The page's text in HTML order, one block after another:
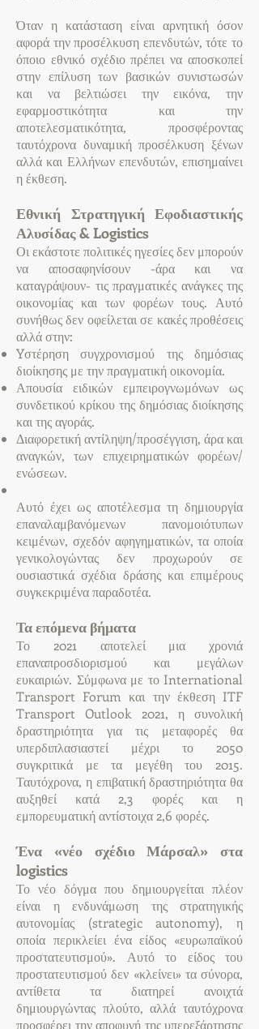
Όταν η κατάσταση είναι αρνητική όσον
αφορά την προσέλκυση επενδυτών, τότε το
όποιο εθνικό σχέδιο πρέπει να αποσκοπεί
στην επίλυση των βασικών συνιστωσών
και να βελτιώσει την εικόνα, την
εφαρμοστικότητα και την
αποτελεσματικότητα, προσφέροντας
ταυτόχρονα δυναμική προσέλκυση ξένων
αλλά και Ελλήνων επενδυτών, επισημαίνει
η έκθεση.
Εθνική Στρατηγική Εφοδιαστικής
Αλυσίδας & Logistics
Οι εκάστοτε πολιτικές ηγεσίες δεν μπορούν
να αποσαφηνίσουν -άρα και να
καταγράψουν- τις πραγματικές ανάγκες της
οικονομίας και των φορέων τους. Αυτό
συνήθως δεν οφείλεται σε κακές προθέσεις
αλλά στην:
Yστέρηση συγχρονισμού της δημόσιας
διοίκησης με την πραγματική οικονομία.
Απουσία ειδικών εμπειρογνωμόνων ως
συνδετικού κρίκου της δημόσιας διοίκησης
και της αγοράς.
Διαφορετική αντίληψη/προσέγγιση, άρα και
αναγκών, των επιχειρηματικών φορέων/
ενώσεων.
Αυτό έχει ως αποτέλεσμα τη δημιουργία
επαναλαμβανόμενων πανομοιότυπων
κειμένων, σχεδόν αφηγηματικών, τα οποία
γενικολογώντας δεν προχωρούν σε
ουσιαστικά σχέδια δράσης και επιμέρους
συγκεκριμένα παραδοτέα.
Τα επόμενα βήματα
Το 2021 αποτελεί μια χρονιά
επαναπροσδιορισμού και μεγάλων
ευκαιριών. Σύμφωνα με το International
Transport Forum και την έκθεση ITF
Transport Outlook 2021, η συνολική
δραστηριότητα για τις μεταφορές θα
υπερδιπλασιαστεί μέχρι το 2050
συγκριτικά με τα μεγέθη του 2015.
Ταυτόχρονα, η επιβατική δραστηριότητα θα
αυξηθεί κατά 2,3 φορές και η
εμπορευματική αντίστοιχα 2,6 φορές.
Ένα «νέο σχέδιο Μάρσαλ» στα
logistics
Το νέο δόγμα που δημιουργείται πλέον
είναι η ενδυνάμωση της στρατηγικής
αυτονομίας (strategic autonomy), η
οποία περικλείει ένα είδος «ευρωπαϊκού
προστατευτισμού». Αυτό το είδος του
προστατευτισμού δεν «κλείνει» τα σύνορα,
αντίθετα τα διατηρεί ανοιχτά
δημιουργώντας πλούτο, αλλά ταυτόχρονα
προσφέρει την αποφυγή της υπερεξάρτησης